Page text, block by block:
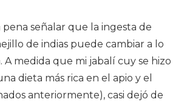
pena señalar que la ingesta de
de indias puede cambiar a lo
A medida que mi jabalí cuy se hizo
dieta más rica en el apio y el
anteriormente), casi dejó de